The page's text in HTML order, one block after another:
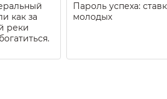
как за
реки
Пароль успеха:
молодых